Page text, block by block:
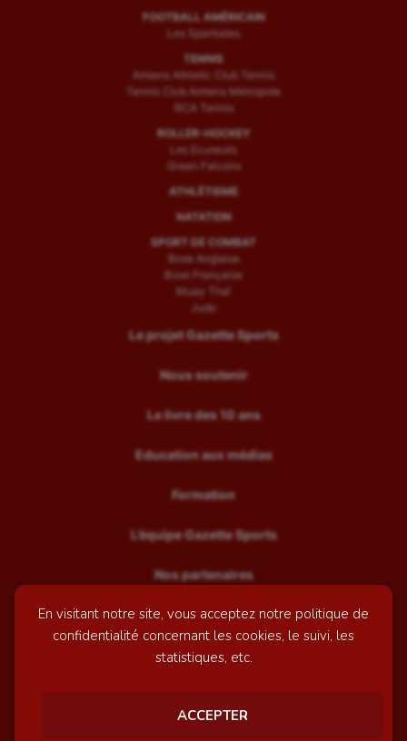
En visitant notre site, vous acceptez notre politique de
confidentialité concernant les cookies, le suivi, les
statistiques, etc.
ACCEPTER
FOOTBALL AMÉRICAIN
Les Spartiates
TENNIS
Amiens Athletic Club Tennis
Tennis Club Amiens Métropole
RCA Tennis
ROLLER-HOCKEY
Les Ecureuils
Green Falcons
ATHLÉTISME
NATATION
SPORT DE COMBAT
Boxe Anglaise
Boxe Française
Muay Thaï
Judo
Le projet Gazette Sports
Nous soutenir
Le livre des 10 ans
Education aux médias
Formation
L’équipe Gazette Sports
Nos partenaires
Recrutement
Mentions légales